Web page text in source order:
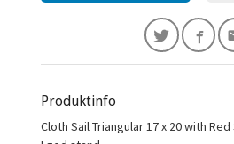
Produktinfo
Cloth Sail Triangular 17 x 20 with